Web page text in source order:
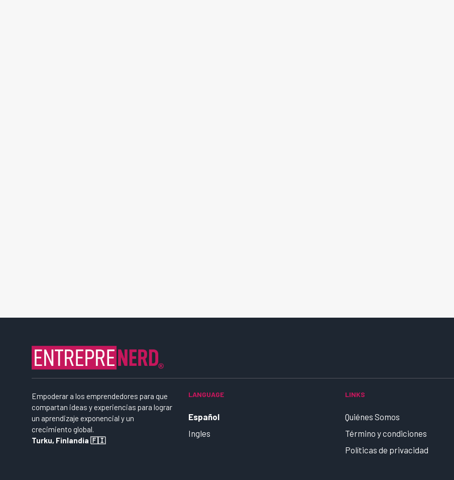
Empoderar a los emprendedores para que
compartan ideas y experiencias para lograr
un aprendizaje exponencial y un
crecimiento global.
Turku, Finlandia 🇫🇮
LANGUAGE
Español
Ingles
LINKS
Quiénes Somos
Término y condiciones
Políticas de privacidad